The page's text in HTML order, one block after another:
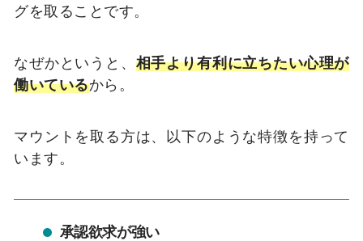
グを取ることです。
なぜかというと、 相手より有利に立ちたい心理が
働いているから。
マウントを取る方は、以下のような特徴を持って
います。
承認欲求が強い